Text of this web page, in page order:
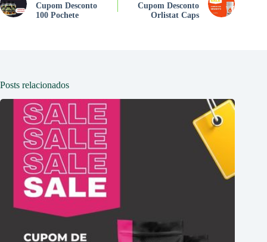
Cupom Desconto
100 Pochete
Cupom Desconto
Orlistat Caps
Posts relacionados